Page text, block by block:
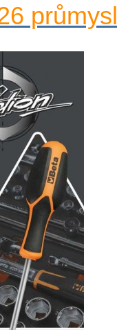
průmysl